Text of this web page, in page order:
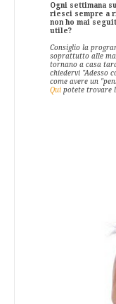
Ogni settimana
riesci sempre a
non ho mai
utile?
Consiglio la
soprattutto alle
tornano a casa
chiedervi "Adesso
come avere un
Qui potete trovare